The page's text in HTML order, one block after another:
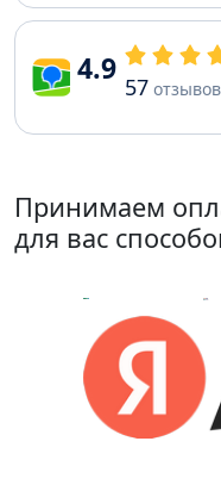
4.9 57 отзывов
Принимаем
для вас